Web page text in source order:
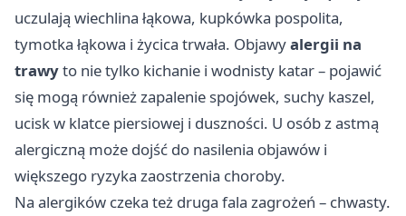
uczulają wiechlina łąkowa, kupkówka pospolita,
tymotka łąkowa i życica trwała. Objawyalergii na
trawyto nie tylko kichanie i wodnisty katar – pojawić
się mogą również zapalenie spojówek, suchy kaszel,
ucisk w klatce piersiowej i duszności. U osób z astmą
alergiczną może dojść do nasilenia objawów i
większego ryzyka zaostrzenia choroby.
Na alergików czeka też druga fala zagrożeń – chwasty.